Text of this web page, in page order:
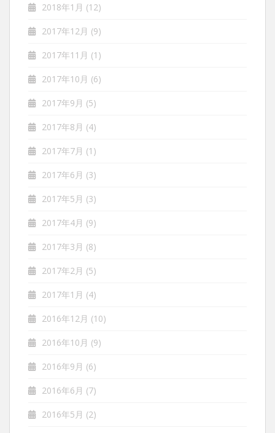
2018年1月 (12)
2017年12月 (9)
2017年11月 (1)
2017年10月 (6)
2017年9月 (5)
2017年8月 (4)
2017年7月 (1)
2017年6月 (3)
2017年5月 (3)
2017年4月 (9)
2017年3月 (8)
2017年2月 (5)
2017年1月 (4)
2016年12月 (10)
2016年10月 (9)
2016年9月 (6)
2016年6月 (7)
2016年5月 (2)